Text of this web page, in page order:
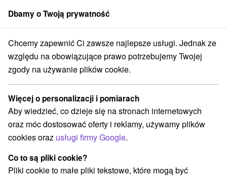
członek grupySorger
Penzióny Stredné Slovensko Žilinský kraj Lietava
Penzióny Lietava
Kategorie
Wszystkie kategorie
Penzióny(2)
Wybierz lokalizację lub datę
Dbamy o Twoją prywatność
Chcemy zapewnić Ci zawsze najlepsze usługi. Jednak ze
względu na obowiązujące prawo potrzebujemy Twojej
zgody na używanie plików cookie.
Więcej o personalizacji i pomiarach
Aby wiedzieć, co dzieje się na stronach internetowych
oraz móc dostosować oferty i reklamy, używamy plików
cookies oraz usługi firmy Google.
Co to są pliki cookie?
Pliki cookie to małe pliki tekstowe, które mogą być